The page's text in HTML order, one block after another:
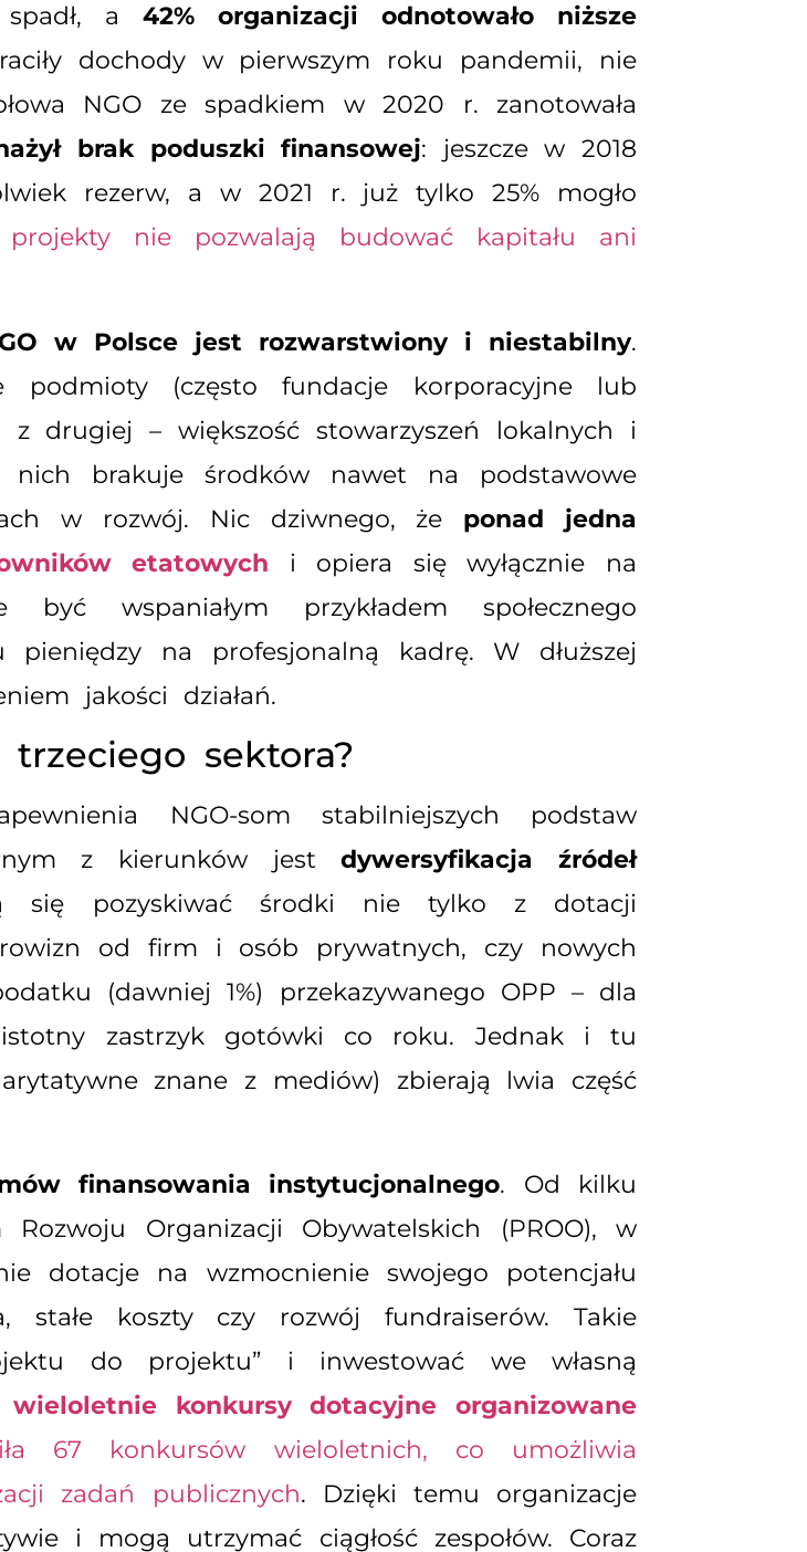
spadł, a42% organizacji odnotowało niższe
dochody w pierwszym roku pandemii, nie
NGO ze spadkiem w 2020 r. zanotowała
brak poduszki finansowej: jeszcze w 2018
rezerw, a w 2021 r. już tylko 25% mogło
projekty nie pozwalają budować kapitału ani
w Polsce jest rozwarstwiony i niestabilny.
(często fundacje korporacyjne lub
z drugiej – większość stowarzyszeń lokalnych i
nich brakuje środków nawet na podstawowe
w rozwój. Nic dziwnego, że ponad jedna
etatowych i opiera się wyłącznie na
wspaniałym przykładem społecznego
na profesjonalną kadrę. W dłuższej
jakości działań.
sektora?
NGO-som stabilniejszych podstaw
z kierunków jestdywersyfikacja źródeł
się pozyskiwać środki nie tylko z dotacji
od firm i osób prywatnych, czy nowych
(dawniej 1%) przekazywanego OPP – dla
zastrzyk gotówki co roku. Jednak i tu
znane z mediów) zbierają lwia część
finansowania instytucjonalnego. Od kilku
Organizacji Obywatelskich (PROO), w
dotacje na wzmocnienie swojego potencjału
koszty czy rozwój fundraiserów. Takie
do projektu” i inwestować we własną
wieloletnie konkursy dotacyjne organizowane
67 konkursów wieloletnich, co umożliwia
zadań publicznych. Dzięki temu organizacje
i mogą utrzymać ciągłość zespołów. Coraz